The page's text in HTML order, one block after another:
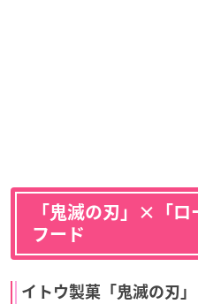
「鬼滅の刃」×「ロ
フード
イトウ製菓「鬼滅の刃